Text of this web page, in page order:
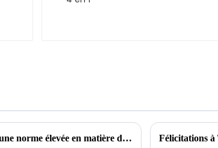
Le succès de Huawei au MWC24 établit une norme élevée en matière d'innovation et d'excellence